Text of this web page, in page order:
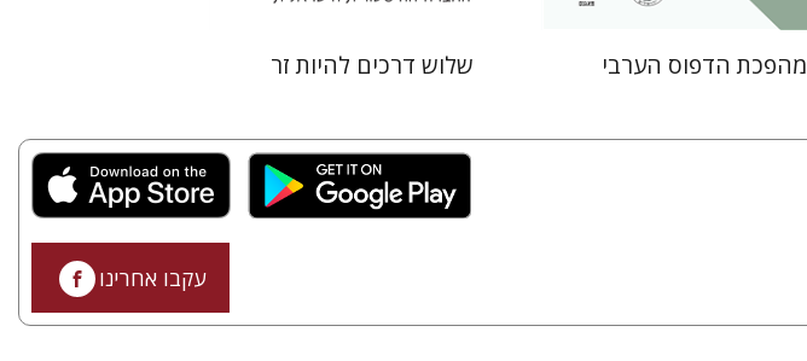
מהפכת הדפוס הערבי שלוש דרכים להיות זר
עקבו אחרינו